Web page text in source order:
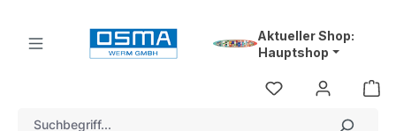
Aktueller Shop:
Hauptshop